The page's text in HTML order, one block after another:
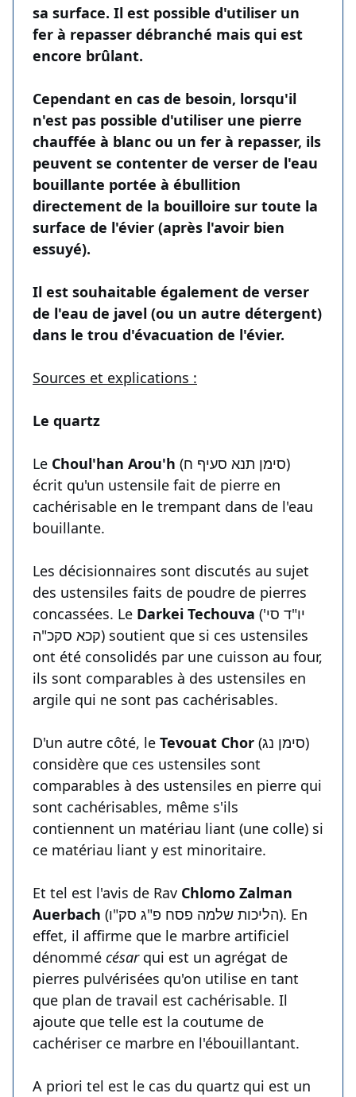
sa surface. Il est possible d'utiliser un
fer à repasser débranché mais qui est
encore brûlant.
Cependant en cas de besoin, lorsqu'il
n'est pas possible d'utiliser une pierre
chauffée à blanc ou un fer à repasser, ils
peuvent se contenter de verser de l'eau
bouillante portée à ébullition
directement de la bouilloire sur toute la
surface de l'évier (après l'avoir bien
essuyé).
Il est souhaitable également de verser
de l'eau de javel (ou un autre détergent)
dans le trou d'évacuation de l'évier.
Sources et explications :
Le quartz
Le Choul'han Arou'h (סימן תנא סעיף ח)
écrit qu'un ustensile fait de pierre en
cachérisable en le trempant dans de l'eau
bouillante.
Les décisionnaires sont discutés au sujet
des ustensiles faits de poudre de pierres
concassées. Le Darkei Techouva (יו"ד סי'
קכא סקכ"ה) soutient que si ces ustensiles
ont été consolidés par une cuisson au four,
ils sont comparables à des ustensiles en
argile qui ne sont pas cachérisables.
D'un autre côté, le Tevouat Chor (סימן נג)
considère que ces ustensiles sont
comparables à des ustensiles en pierre qui
sont cachérisables, même s'ils
contiennent un matériau liant (une colle) si
ce matériau liant y est minoritaire.
Et tel est l'avis de Rav Chlomo Zalman
Auerbach (הליכות שלמה פסח פ"ג סק"ו). En
effet, il affirme que le marbre artificiel
dénommé césarqui est un agrégat de
pierres pulvérisées qu'on utilise en tant
que plan de travail est cachérisable. Il
ajoute que telle est la coutume de
cachériser ce marbre en l'ébouillantant.
A priori tel est le cas du quartz qui est un